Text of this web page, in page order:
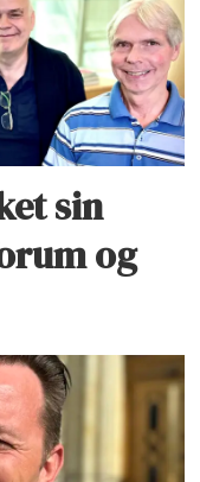
sin
og